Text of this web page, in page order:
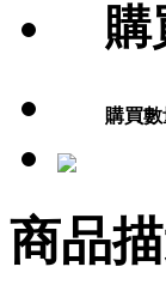
購
購買數
商品